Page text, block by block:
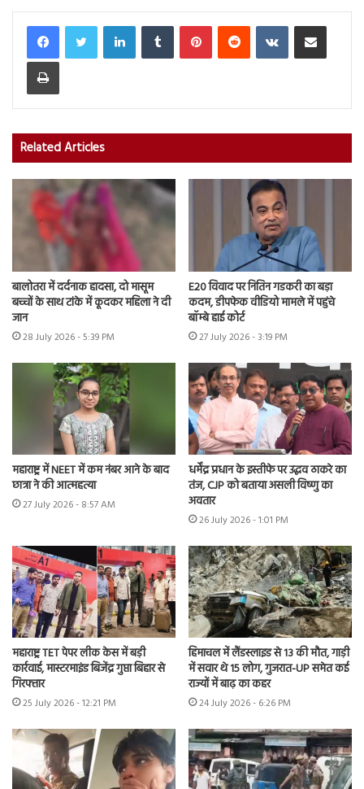
LinkedInTumblr PinterestReddit VKontakteShare via Email
Print
Related Articles
बालोतरा में दर्दनाक हादसा, दो मासूम
बच्चों के साथ टांके में कूदकर महिला ने दी
जान
28 July 2026 - 5:39 PM
E20 विवाद पर नितिन गडकरी का बड़ा
कदम, डीपफेक वीडियो मामले में पहुंचे
बॉम्बे हाई कोर्ट
27 July 2026 - 3:19 PM
महाराष्ट्र में NEET में कम नंबर आने के बाद
छात्रा ने की आत्महत्या
27 July 2026 - 8:57 AM
धर्मेंद्र प्रधान के इस्तीफे पर उद्धव ठाकरे का
तंज, CJP को बताया असली विष्णु का
अवतार
26 July 2026 - 1:01 PM
महाराष्ट्र TET पेपर लीक केस में बड़ी
कार्रवाई, मास्टरमाइंड बिजेंद्र गुप्ता बिहार से
गिरफ्तार
25 July 2026 - 12:21 PM
हिमाचल में लैंडस्लाइड से 13 की मौत, गाड़ी
में सवार थे 15 लोग, गुजरात-UP समेत कई
राज्यों में बाढ़ का कहर
24 July 2026 - 6:26 PM